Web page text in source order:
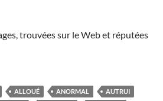
trouvées sur le Web et réputées
ALLOUÉ ANORMAL AUTRUI